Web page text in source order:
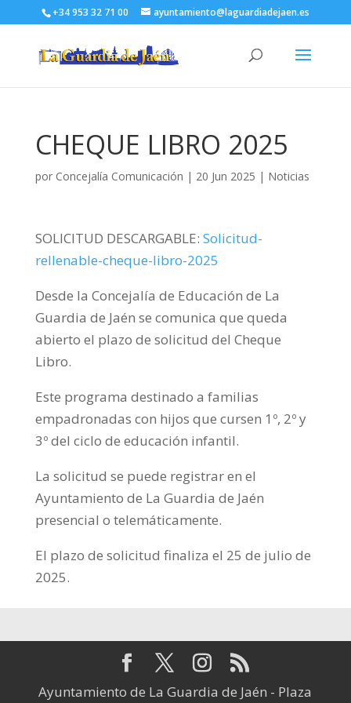
+34 953 32 71 00 ayuntamiento@laguardiadejaen.es
CHEQUE LIBRO 2025
por Concejalía Comunicación | 20 Jun 2025 | Noticias
SOLICITUD DESCARGABLE: Solicitud-
rellenable-cheque-libro-2025
Desde la Concejalía de Educación de La
Guardia de Jaén se comunica que queda
abierto el plazo de solicitud del Cheque
Libro.
Este programa destinado a familias
empadronadas con hijos que cursen 1º, 2º y
3º del ciclo de educación infantil.
La solicitud se puede registrar en el
Ayuntamiento de La Guardia de Jaén
presencial o telemáticamente.
El plazo de solicitud finaliza el 25 de julio de
2025.
Ayuntamiento de La Guardia de Jaén - Plaza